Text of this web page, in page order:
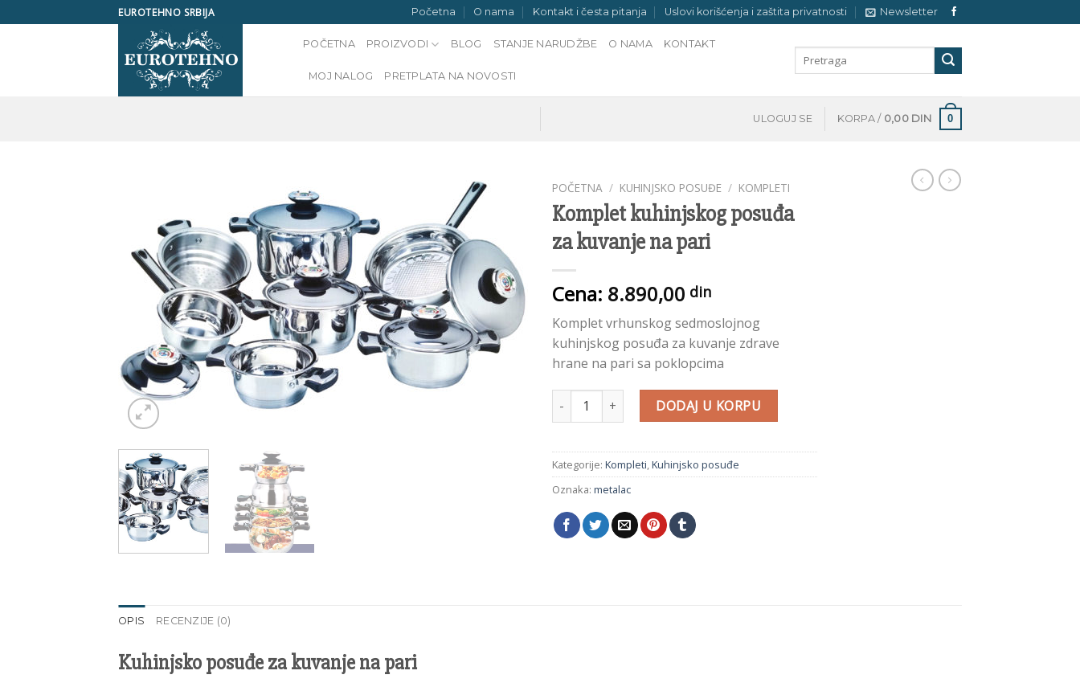
to
EUROTEHNO SRBIJA Početna O nama Kontakt i česta pitanja Uslovi korišćenja i zaštita privatnosti Newsletter
POČETNA PROIZVODI BLOG STANJE NARUDŽBE O NAMA KONTAKT
MOJ NALOG PRETPLATA NA NOVOSTI
Pretraga
ULOGUJ SE KORPA / 0,00DIN 0
Add to
Wishlist
POČETNA / KUHINJSKO POSUĐE / KOMPLETI
Komplet kuhinjskog posuđa
za kuvanje na pari
Cena: 8.890,00 din
Komplet vrhunskog sedmoslojnog
kuhinjskog posuđa za kuvanje zdrave
hrane na pari sa poklopcima
Komplet kuhinjskog posuđa za kuvanje na pari količina
DODAJ U KORPU
Kategorije: Kompleti,Kuhinjsko posuđe
Oznaka: metalac
OPIS RECENZIJE (0)
Kuhinjsko posuđe za kuvanje na pari